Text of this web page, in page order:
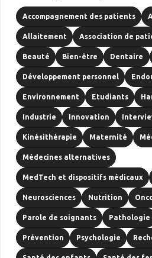
Accompagnement des patients
Allaitement Association de
Beauté Bien-être Dentaire
Développement personnel
Environnement Etudiants
Industrie Innovation
Kinésithérapie Maternité
Médecines alternatives
MedTech et dispositifs médicaux
Neurosciences Nutrition
Parole de soignants Pathologie
Prévention Psychologie